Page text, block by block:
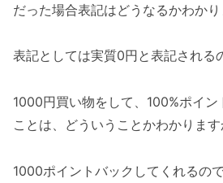
だった場合表記はどうなるかわかり
表記としては実質0円と表記される
1000円買い物をして、100%ポイン
ことは、どういうことかわかります
1000ポイントバックしてくれるので